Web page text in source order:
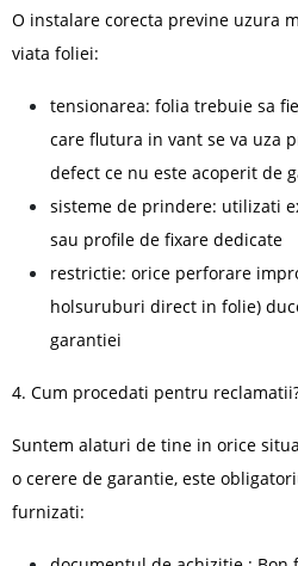
O instalare corecta previne uzura
viata foliei:
tensionarea: folia trebuie sa
care flutura in vant se va uza
defect ce nu este acoperit de
sisteme de prindere: utilizati
sau profile de fixare dedicate
restrictie: orice perforare
holsuruburi direct in folie)
garantiei
4. Cum procedati pentru
Suntem alaturi de tine in orice
o cerere de garantie, este
furnizati: